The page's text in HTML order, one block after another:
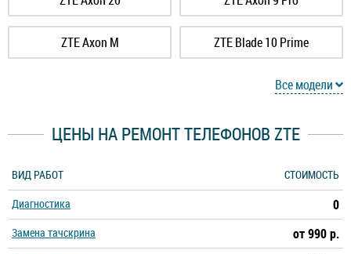
ZTE Axon M ZTE Blade 10 Prime
ZTE Blade 20 Pro
ZTE Blade 20 Smart ZTE Blade A3
ZTE Blade A3 2020 ZTE Blade A330
ZTE Blade A5 2019
Все модели
ЦЕНЫ НА РЕМОНТ ТЕЛЕФОНОВ ZTE
ВИД РАБОТ
СТОИМОСТЬ
Диагностика
0
Замена тачскрина от 990 р.